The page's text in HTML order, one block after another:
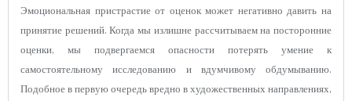
Эмоциональная пристрастие от оценок может негативно давить на
принятие решений. Когда мы излишне рассчитываем на посторонние
оценки, мы подвергаемся опасности потерять умение к
самостоятельному исследованию и вдумчивому обдумыванию.
Подобное в первую очередь вредно в художественных направлениях,